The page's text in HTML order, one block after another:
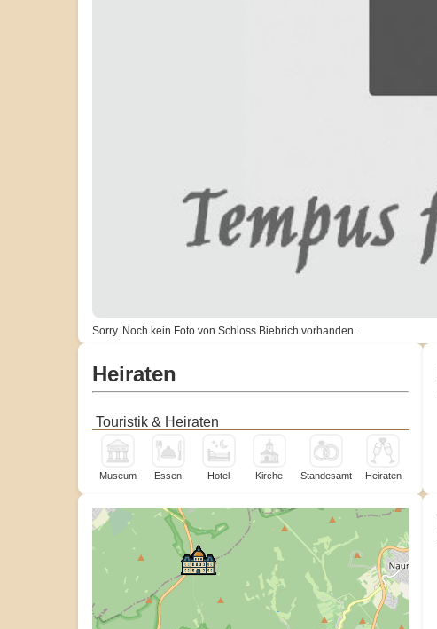
Sorry. Noch kein Foto von Schloss Biebrich vorhanden.
Heiraten
Touristik & Heiraten
Museum Essen Hotel Kirche Standesamt Heiraten